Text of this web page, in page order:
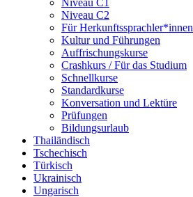
Niveau C2
Für Herkunftssprachler*innen
Kultur und Führungen
Auffrischungskurse
Crashkurs / Für das Studium
Schnellkurse
Standardkurse
Konversation und Lektüre
Prüfungen
Bildungsurlaub
Thailändisch
Tschechisch
Türkisch
Ukrainisch
Ungarisch